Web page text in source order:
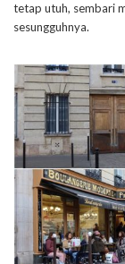
tetap utuh, sembari
sesungguhnya.